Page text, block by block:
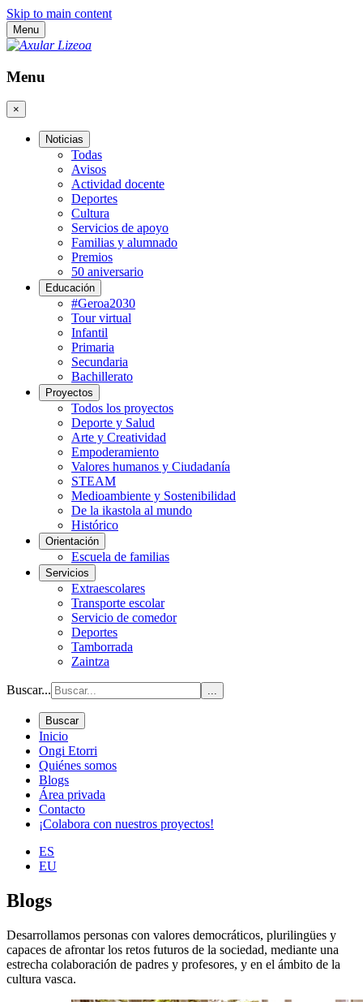
Skip to main content
Menu
Menu
×
Noticias
Todas
Avisos
Actividad docente
Deportes
Cultura
Servicios de apoyo
Familias y alumnado
Premios
50 aniversario
Educación
#Geroa2030
Tour virtual
Infantil
Primaria
Secundaria
Bachillerato
Proyectos
Todos los proyectos
Deporte y Salud
Arte y Creatividad
Empoderamiento
Valores humanos y Ciudadanía
STEAM
Medioambiente y Sostenibilidad
De la ikastola al mundo
Histórico
Orientación
Escuela de familias
Servicios
Extraescolares
Transporte escolar
Servicio de comedor
Deportes
Tamborrada
Zaintza
Buscar... ...
Buscar
Inicio
Ongi Etorri
Quiénes somos
Blogs
Área privada
Contacto
¡Colabora con nuestros proyectos!
ES
EU
Blogs
Desarrollamos personas con valores democráticos, plurilingües y
capaces de afrontar los retos futuros de la sociedad, mediante una
estrecha colaboración de padres y profesores, y en el ámbito de la
cultura vasca.